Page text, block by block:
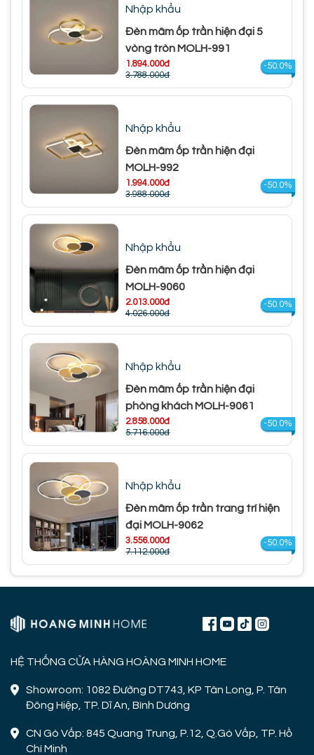
Nhập khẩu
Đèn mâm ốp trần hiện đại 5
vòng tròn MOLH-991
1.894.000đ
3.788.000đ
-50.0%
Nhập khẩu
Đèn mâm ốp trần hiện đại
MOLH-992
1.994.000đ
3.988.000đ
-50.0%
Nhập khẩu
Đèn mâm ốp trần hiện đại
MOLH-9060
2.013.000đ
4.026.000đ
-50.0%
Nhập khẩu
Đèn mâm ốp trần hiện đại
phòng khách MOLH-9061
2.858.000đ
5.716.000đ
-50.0%
Nhập khẩu
Đèn mâm ốp trần trang trí hiện
đại MOLH-9062
3.556.000đ
7.112.000đ
-50.0%
HỆ THỐNG CỬA HÀNG HOÀNG MINH HOME
Showroom: 1082 Đường DT743, KP Tân Long, P. Tân
Đông Hiệp, TP. Dĩ An, Bình Dương
CN Gò Vấp: 845 Quang Trung, P.12, Q.Gò Vấp, TP. Hồ
Chí Minh